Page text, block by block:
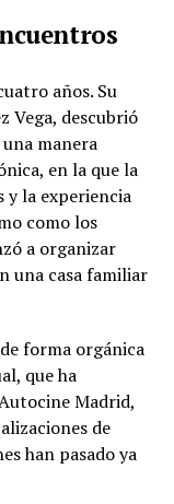
años. Su
Vega, descubrió
manera
en la que la
y la experiencia
como los
a organizar
una casa familiar
forma orgánica
que ha
Madrid,
de
han pasado ya